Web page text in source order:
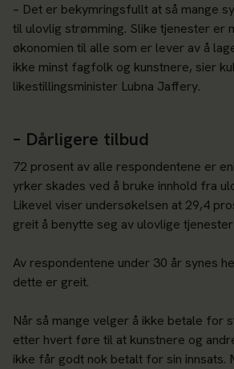
– Det er bekymringsfullt at så mange
til ulovlig strømming. Slike tjenester er
økonomien til alle som er lever av å
ikke minst fagfolk og kunstnere, sier
likestillingsminister Lubna Jaffery.
– Dårligere tilbud
72 prosent av alle respondentene er
yrker skades ved å bruke innhold fra
Likevel viser undersøkelsen at 29,4
greit å benytte seg av ulovlige
Av respondentene under 30 år synes
dette er greit.
Når så mange velger å ikke betale for
etter hvert føre til at kunstnere og
ikke får godt nok betalt for sin innsats.